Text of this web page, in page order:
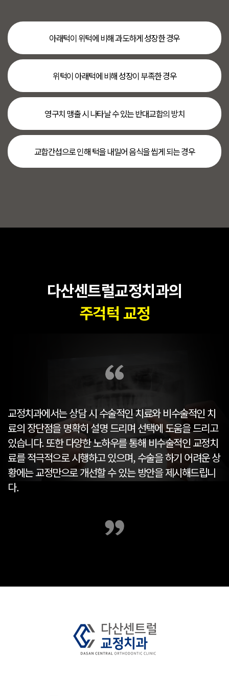
아래턱이 위턱에 비해 과도하게 성장한 경우
위턱이 아래턱에 비해 성장이 부족한 경우
영구치 맹출 시 나타날 수 있는 반대교합의 방치
교합간섭으로 인해 턱을 내밀어 음식을 씹게 되는 경우
다산센트럴교정치과의
주걱턱 교정
교정치과에서는 상담 시 수술적인 치료와 비수술적인 치
료의 장단점을 명확히 설명 드리며 선택에 도움을 드리고
있습니다.또한 다양한 노하우를 통해 비수술적인 교정치
료를 적극적으로 시행하고 있으며,수술을 하기 어려운 상
황에는 교정만으로 개선할 수 있는 방안을 제시해드립니
다.